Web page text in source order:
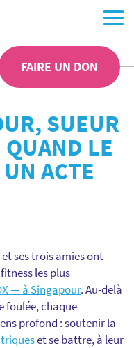
FAIRE UN DON
SUEUR
LE
ACTE
et ses trois amies ont
les plus
— à Singapour. Au-delà
foulée, chaque
profond : soutenir la
et se battre, à leur